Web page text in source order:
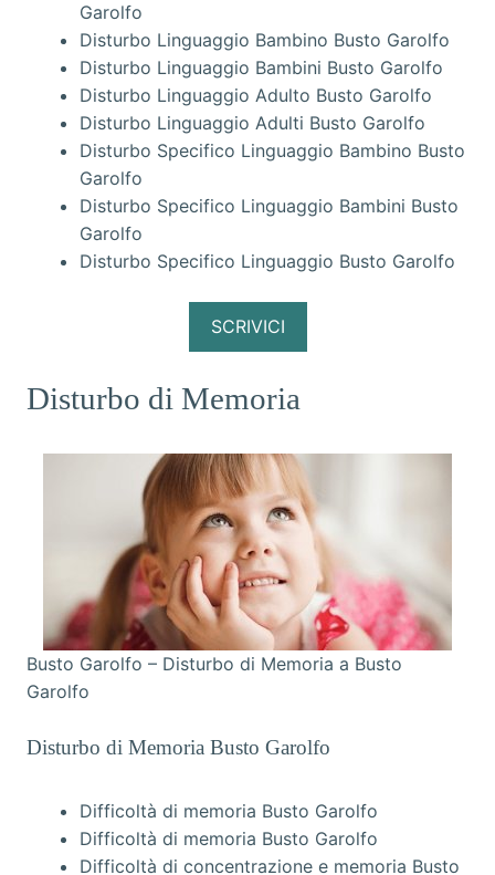
Garolfo
Disturbo Linguaggio Bambino Busto Garolfo
Disturbo Linguaggio Bambini Busto Garolfo
Disturbo Linguaggio Adulto Busto Garolfo
Disturbo Linguaggio Adulti Busto Garolfo
Disturbo Specifico Linguaggio Bambino Busto
Garolfo
Disturbo Specifico Linguaggio Bambini Busto
Garolfo
Disturbo Specifico Linguaggio Busto Garolfo
SCRIVICI
Disturbo di Memoria
Busto Garolfo – Disturbo di Memoria a Busto
Garolfo
Disturbo di Memoria Busto Garolfo
Difficoltà di memoria Busto Garolfo
Difficoltà di memoria Busto Garolfo
Difficoltà di concentrazione e memoria Busto